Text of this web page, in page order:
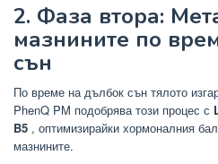
2. Фаза втора:
мазнините по
сън
По време на дълбок сън тялото
PhenQ PM подобрява този процес с
B5 , оптимизирайки хормоналния
мазнините.